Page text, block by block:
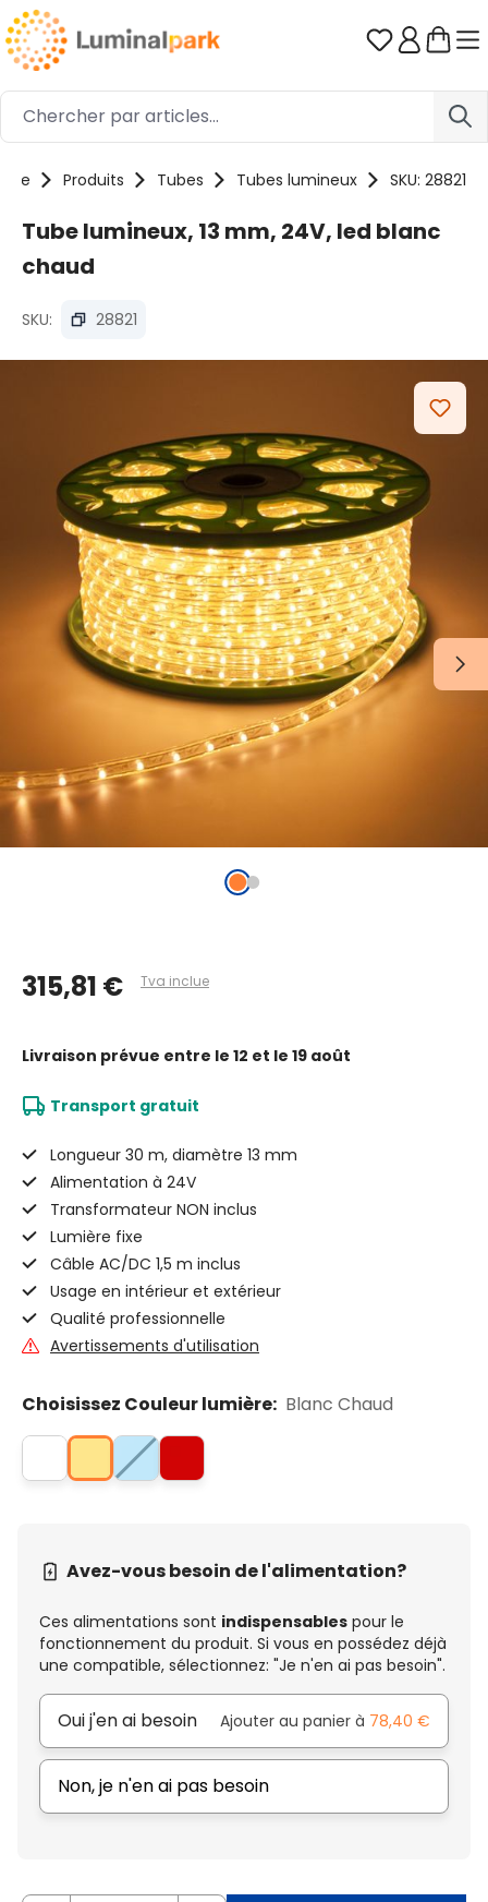
Passer au contenu principal Vous avez
Produits Tubes Tubes lumineux SKU: 28821
Tube lumineux, 13 mm, 24V, led blanc
chaud
SKU: 28821
315,81 € Tva inclue
Livraison prévue entre le 12 et le 19 août
Transport gratuit
Longueur 30 m, diamètre 13 mm
Alimentation à 24V
Transformateur NON inclus
Lumière fixe
Câble AC/DC 1,5 m inclus
Usage en intérieur et extérieur
Qualité professionnelle
Avertissements d'utilisation
Choisissez Couleur lumière: Blanc Chaud
Avez-vous besoin de l'alimentation?
Ces alimentations sont indispensables pour le
fonctionnement du produit. Si vous en possédez déjà
une compatible, sélectionnez: "Je n'en ai pas besoin".
Oui j'en ai besoin Ajouter au panier à 78,40 €
Non, je n'en ai pas besoin